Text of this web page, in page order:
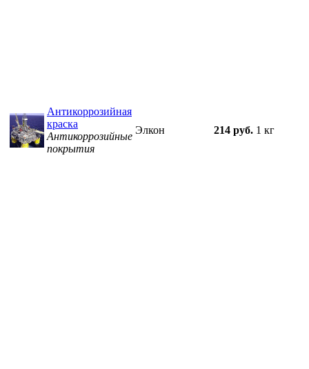
Антикоррозийная
краска
Антикоррозийные
покрытия
Элкон 214 руб. 1 кг